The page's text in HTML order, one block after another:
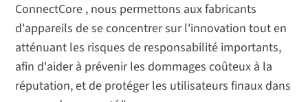
ConnectCore , nous permettons aux fabricants
d'appareils de se concentrer sur l'innovation tout en
atténuant les risques de responsabilité importants,
afin d'aider à prévenir les dommages coûteux à la
réputation, et de protéger les utilisateurs finaux dans